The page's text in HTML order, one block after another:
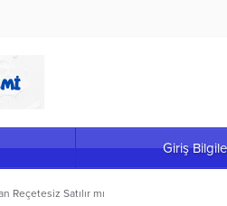
Giriş
Reçetesiz Satılır mı